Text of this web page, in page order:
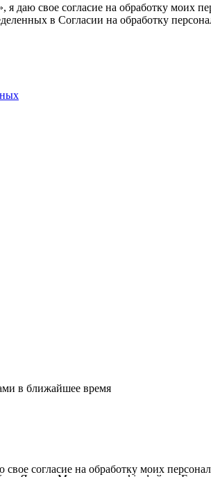
даю свое согласие на обработку моих
в Согласии на обработку
в ближайшее время
согласие на обработку моих